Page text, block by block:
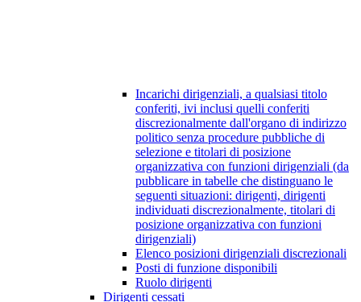
Incarichi dirigenziali, a qualsiasi titolo
conferiti, ivi inclusi quelli conferiti
discrezionalmente dall'organo di indirizzo
politico senza procedure pubbliche di
selezione e titolari di posizione
organizzativa con funzioni dirigenziali (da
pubblicare in tabelle che distinguano le
seguenti situazioni: dirigenti, dirigenti
individuati discrezionalmente, titolari di
posizione organizzativa con funzioni
dirigenziali)
Elenco posizioni dirigenziali discrezionali
Posti di funzione disponibili
Ruolo dirigenti
Dirigenti cessati